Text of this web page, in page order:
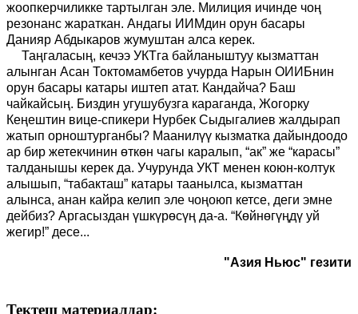
жоопкерчиликке тартылган эле. Милиция ичинде чоң
резонанс жараткан. Андагы ИИМдин орун басары
Данияр Абдыкаров жумуштан алса керек.
Таңгаласың, кечээ УКТга байланыштуу кызматтан
алынган Асан Токтомамбетов учурда Нарын ОИИБнин
орун басары катары иштеп атат. Кандайча? Баш
чайкайсың. Биздин угушубузга караганда, Жогорку
Кеңештин вице-спикери Нурбек Сыдыгалиев жалдырап
жатып орноштурганбы? Маанилүү кызматка дайындоодо
ар бир жетекчинин өткөн чагы каралып, “ак” же “карасы”
талданышы керек да. Учурунда УКТ менен коюн-колтук
алышып, “табакташ” катары таанылса, кызматтан
алынса, анан кайра келип эле чоңоюп кетсе, деги эмне
дейбиз? Аргасыздан үшкүрөсүң да-а. “Көйнөгүңдү уй
жегир!” десе...
"Азия Ньюс" гезити
Тектеш материалдар: